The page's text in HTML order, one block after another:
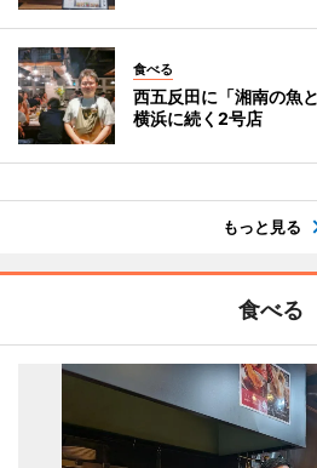
食べる
西五反田に「湘南の魚
横浜に続く2号店
もっと見る
食べる